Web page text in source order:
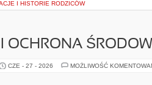
I HISTORIE RODZICÓW
I OCHRONA
CZE - 27 - 2026 MOŻLIWOŚĆ